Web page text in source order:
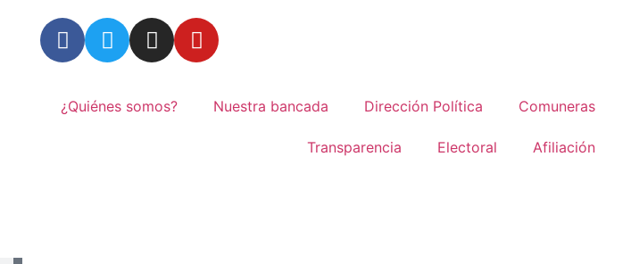
¿Quiénes somos? Nuestra bancada Dirección Política Comuneras
Transparencia Electoral Afiliación